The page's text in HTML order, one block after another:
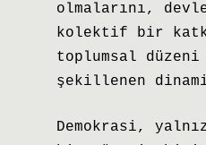
olmalarını,
kolektif bir
toplumsal
şekillenen
Demokrasi,